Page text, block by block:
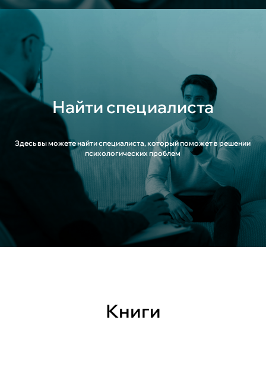
Найти специалиста
Здесь вы можете найти специалиста, который поможет в решении
психологических проблем
Книги